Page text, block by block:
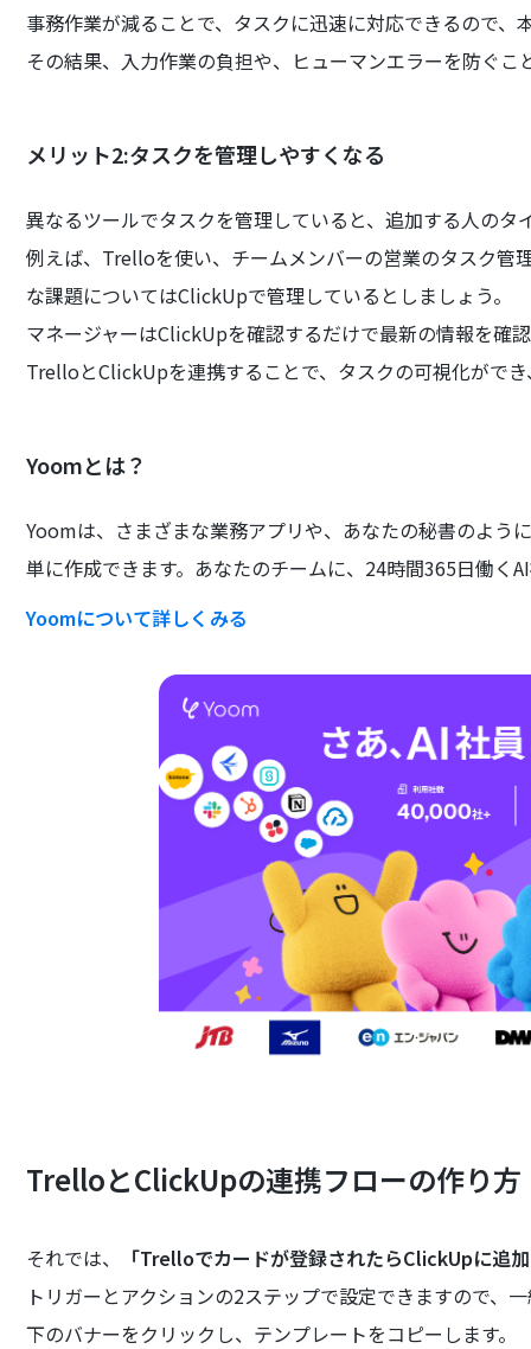
事務作業が減ることで、タスクに迅速に対応できるので
その結果、入力作業の負担や、ヒューマンエラーを防ぐ
メリット2:タスクを管理しやすくなる
異なるツールでタスクを管理していると、追加する人の
例えば、Trelloを使い、チームメンバーの営業のタスク管
な課題についてはClickUpで管理しているとしましょう。
マネージャーはClickUpを確認するだけで最新の情報を確
TrelloとClickUpを連携することで、タスクの可視化がで
Yoomとは？
Yoomは、さまざまな業務アプリや、あなたの秘書のよう
単に作成できます。あなたのチームに、24時間365日働く
Yoomについて詳しくみる
TrelloとClickUpの連携フローの作り方
それでは、
「Trelloでカードが登録されたらClickUpに追
トリガーとアクションの2ステップで設定できますので、
下のバナーをクリックし、テンプレートをコピーします。